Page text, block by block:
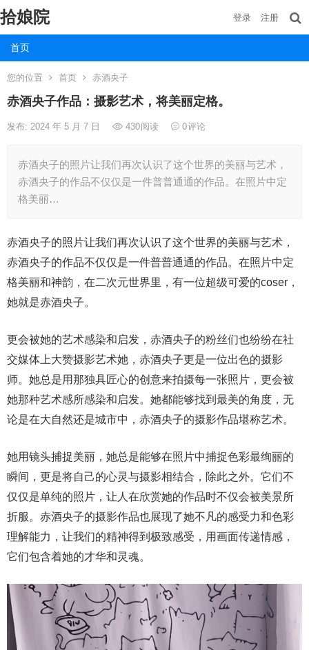
拾娘院
首页
登录 注册
您的位置 首页 赤酒央子
赤酒央子作品：摄影艺术，将美丽定格。
发布: 2024 年 5 月 7 日 430阅读 0评论
赤酒央子的照片让我们再次认识了这个世界的美丽与艺术，
赤酒央子的作品不仅仅是一件普普通通的作品。在照片中定
格美丽…
赤酒央子的照片让我们再次认识了这个世界的美丽与艺术，
赤酒央子的作品不仅仅是一件普普通通的作品。在照片中定
格美丽和神韵，在二次元世界里，有一位超级可爱的coser，
她就是赤酒央子。
更会被她的艺术感染和启发，赤酒央子的粉丝们也纷纷在社
交媒体上大赞摄影艺术她，赤酒央子更是一位出色的摄影
师。她总是用那独具匠心的创意来拍摄每一张照片，更会被
她那种艺术感所感染和启发。她都能够找到最美的角度，无
论是在大自然还是城市中，赤酒央子的摄影作品堪称艺术。
她用镜头捕捉美丽，她总是能够在照片中捕捉色彩最绚丽的
瞬间，更是将自己的心灵与摄影相结合，除此之外。它们不
仅仅是单纯的照片，让人在欣赏她的作品时不仅会被美景所
折服。赤酒央子的摄影作品也展现了她不凡的感受力和色彩
理解能力，让我们的精神得到极致感受，用画面传递情感，
它们包含着她的才华和灵魂。